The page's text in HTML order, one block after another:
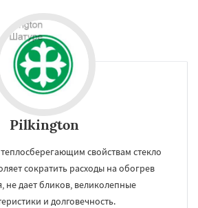
Pilkington
свойствам стекло
сократить расходы на обогрев
не дает бликов, великолепные
и долговечность.